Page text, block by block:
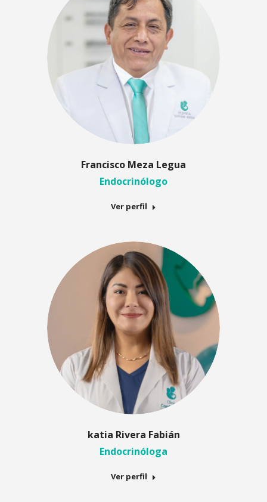
Francisco Meza Legua
Endocrinólogo
Ver perfil
katia Rivera Fabián
Endocrinóloga
Ver perfil